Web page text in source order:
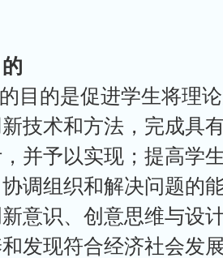
目的是促进学生将理
技术和方法，完成具
并予以实现；提高学
调组织和解决问题的
意识、创意思维与设
发现符合经济社会发